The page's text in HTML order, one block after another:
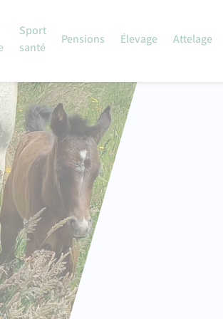
Sport
santé
Pensions Élevage Attelage